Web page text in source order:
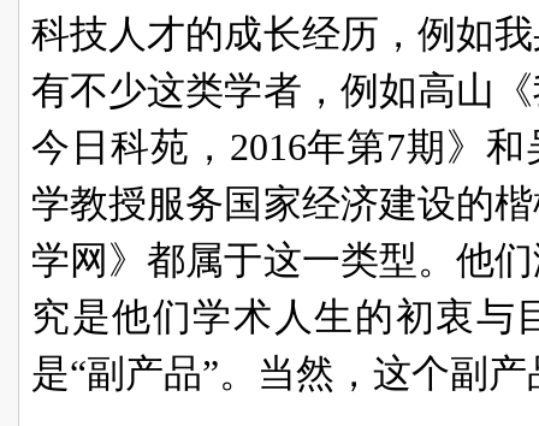
科技人才的成长经历，例如
有不少这类学者，例如高山
今日科苑，2016年第7期》
学教授服务国家经济建设的
学网》都属于这一类型。他
究是他们学术人生的初衷与
是“副产品”。当然，这个副